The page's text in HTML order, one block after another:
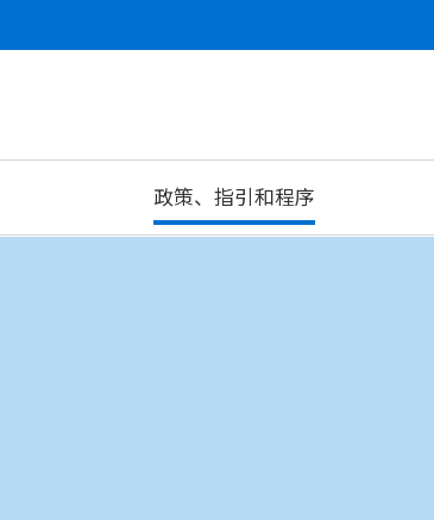
政策、指引和程序